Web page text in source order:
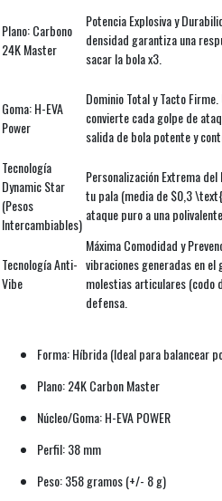
Plano: Carbono
24K Master
Potencia Explosiva y
densidad garantiza una
sacar la bola x3.
Goma: H-EVA
Power
Dominio Total y Tacto
convierte cada golpe de
salida de bola potente y
Tecnología
Dynamic Star
(Pesos
Intercambiables)
Personalización Extrema
tu pala (media de $0,3
ataque puro a una polivalente.
Tecnología Anti-
Vibe
Máxima Comodidad y
vibraciones generadas en
molestias articulares (codo
defensa.
Forma: Híbrida (Ideal para balancear
Plano: 24K Carbon Master
Núcleo/Goma: H-EVA POWER
Perfil: 38 mm
Peso: 358 gramos (+/- 8 g)